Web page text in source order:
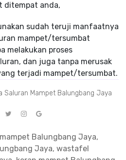
ditempat anda,
sudah teruji manfaatnya
mampet/tersumbat
melakukan proses
dan juga tanpa merusak
terjadi mampet/tersumbat.
Saluran Mampet Balungbang Jaya
Balungbang Jaya,
Jaya, wastafel